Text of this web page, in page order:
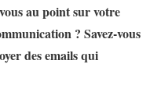
au point sur votre
? Savez-vous
des emails qui